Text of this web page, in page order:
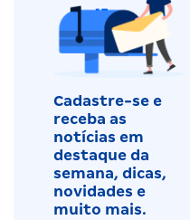
Cadastre-se e
receba as
notícias em
destaque da
semana, dicas,
novidades e
muito mais.